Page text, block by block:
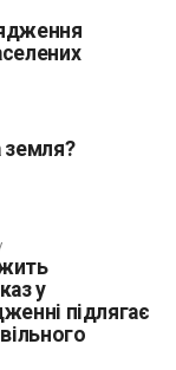
земля?
у
підлягає